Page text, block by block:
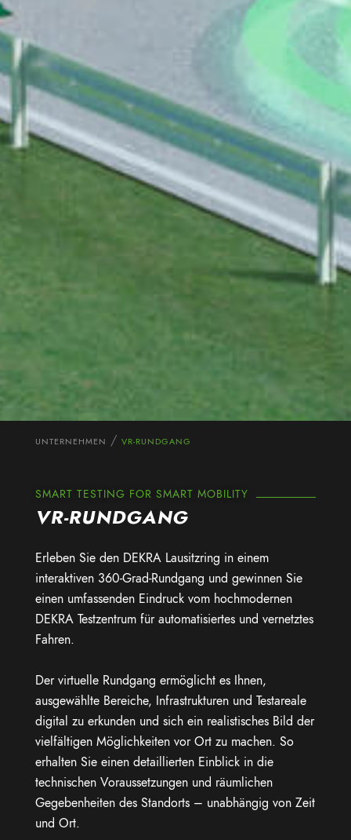
UNTERNEHMEN VR-RUNDGANG
SMART TESTING FOR SMART MOBILITY
VR-RUNDGANG
Erleben Sie den DEKRA Lausitzring in einem
interaktiven 360-Grad-Rundgang und gewinnen Sie
einen umfassenden Eindruck vom hochmodernen
DEKRA Testzentrum für automatisiertes und vernetztes
Fahren.
Der virtuelle Rundgang ermöglicht es Ihnen,
ausgewählte Bereiche, Infrastrukturen und Testareale
digital zu erkunden und sich ein realistisches Bild der
vielfältigen Möglichkeiten vor Ort zu machen. So
erhalten Sie einen detaillierten Einblick in die
technischen Voraussetzungen und räumlichen
Gegebenheiten des Standorts – unabhängig von Zeit
und Ort.